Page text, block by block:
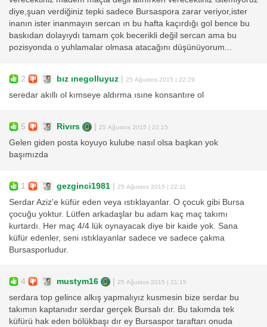
diye,şuan verdiğiniz tepki sadece Bursaspora zarar veriyor,ister
inanın ister inanmayın sercan ın bu hafta kaçırdığı gol bence bu
baskıdan dolayıydı tamam çok becerikli değil sercan ama bu
pozisyonda o yuhlamalar olmasa atacağını düşünüyorum...
2 bız ınegolluyuz 25 Ağustos 2015 | 22:29
seredar akıllı ol kımseye aldırma ısıne konsantıre ol
5 Rivırs 25 Ağustos 2015 | 22:15
Gelen giden posta koyuyo kulube nasıl olsa başkan yok
başımızda
1 gezginci1981 25 Ağustos 2015 | 22:11
Serdar Aziz'e küfür eden veya ıstıklayanlar. O çocuk gibi Bursa
çocuğu yoktur. Lütfen arkadaşlar bu adam kaç maç takımı
kurtardı. Her maç 4/4 lük oynayacak diye bir kaide yok. Sana
küfür edenler, seni ıstıklayanlar sadece ve sadece çakma
Bursasporludur.
4 mustym16 25 Ağustos 2015 | 21:15
serdara top gelince alkış yapmalıyız kusmesin bize serdar bu
takımın kaptanıdır serdar gerçek Bursalı dır. Bu takımda tek
küfürü hak eden bölükbaşı dır ey Bursaspor taraftarı onuda